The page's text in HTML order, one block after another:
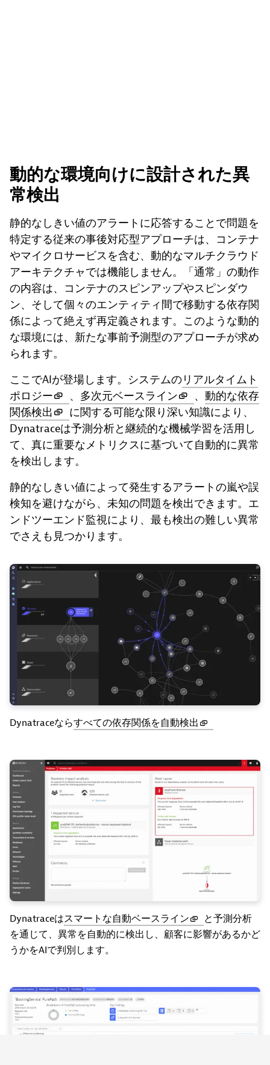
動的な環境向けに設計された異
常検出
静的なしきい値のアラートに応答することで問題を
特定する従来の事後対応型アプローチは、コンテナ
やマイクロサービスを含む、動的なマルチクラウド
アーキテクチャでは機能しません。「通常」の動作
の内容は、コンテナのスピンアップやスピンダウ
ン、そして個々のエンティティ間で移動する依存関
係によって絶えず再定義されます。このような動的
な環境には、新たな事前予測型のアプローチが求め
られます。
ここでAIが登場します。システムのリアルタイムト
ポロジー
、 多次元ベースライン 、 動的な依存
関係検出
に関する可能な限り深い知識により、
Dynatraceは予測分析と継続的な機械学習を活用し
て、真に重要なメトリクスに基づいて自動的に異常
を検出します。
静的なしきい値によって発生するアラートの嵐や誤
検知を避けながら、未知の問題を検出できます。エ
ンドツーエンド監視により、最も検出の難しい異常
でさえも見つかります。
Dynatraceならすべての依存関係を自動検出
Dynatraceはスマートな自動ベースライン
と予測分析
を通じて、異常を自動的に検出し、顧客に影響があるかど
うかをAIで判別します。